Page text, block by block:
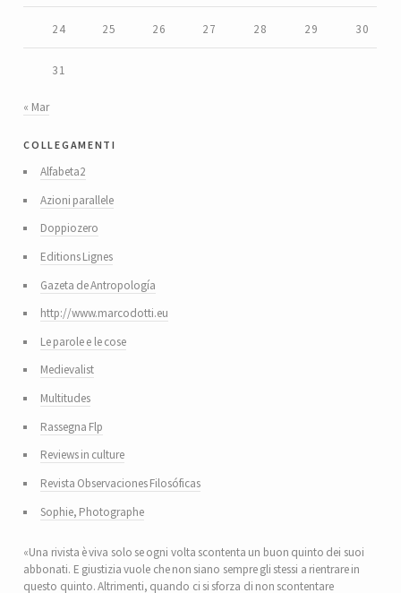
24 25 26 27 28 29 30
31
« Mar
collegamenti
Alfabeta2
Azioni parallele
Doppiozero
Editions Lignes
Gazeta de Antropología
http://www.marcodotti.eu
Le parole e le cose
Medievalist
Multitudes
Rassegna Flp
Reviews in culture
Revista Observaciones Filosóficas
Sophie, Photographe
«Una rivista è viva solo se ogni volta scontenta un buon quinto dei suoi
abbonati. E giustizia vuole che non siano sempre gli stessi a rientrare in
questo quinto. Altrimenti, quando ci si sforza di non scontentare